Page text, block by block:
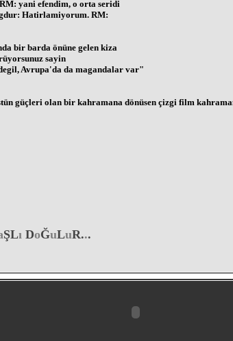
yani efendim, o orta seridi
Hatirlamiyorum. RM:
bir barda önüne gelen kiza
sayin
Avrupa'da da magandalar var"
güçleri olan bir kahramana dönüsen çizgi film
ŞLı DoĞuLuR...